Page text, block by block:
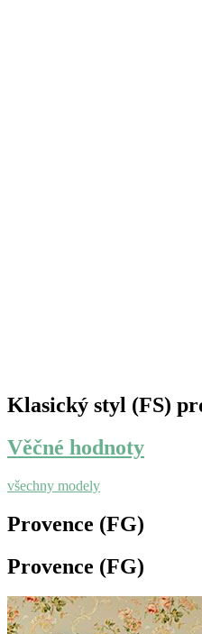
Klasický styl (FS)
Věčné hodnoty
všechny modely
Provence (FG)
Provence (FG)